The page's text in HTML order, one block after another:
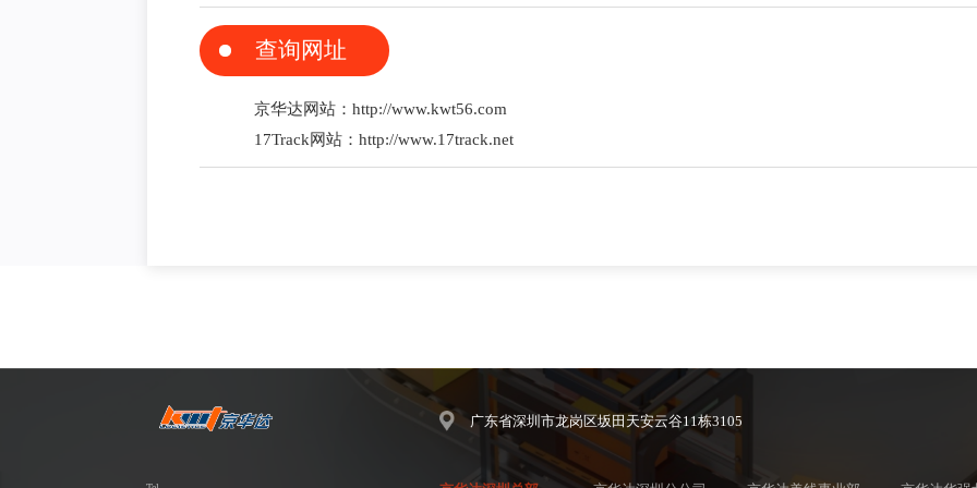
查询网址
京华达网站：http://www.kwt56.com
17Track网站：http://www.17track.net
广东省深圳市龙岗区坂田天安云谷11栋3105